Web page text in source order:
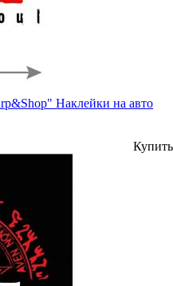
Наклейки на авто
Купить